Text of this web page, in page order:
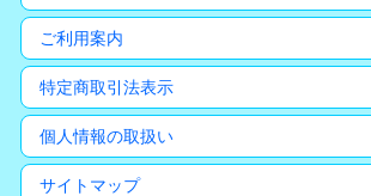
ご利用案内
特定商取引法表示
個人情報の取扱い
サイトマップ